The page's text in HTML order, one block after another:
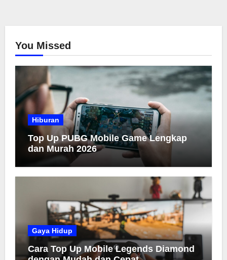
You Missed
Hiburan
Top Up PUBG Mobile Game Lengkap
dan Murah 2026
Gaya Hidup
Cara Top Up Mobile Legends Diamond